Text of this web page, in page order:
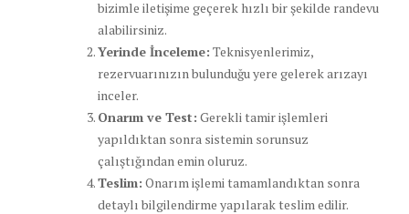
bizimle iletişime geçerek hızlı bir şekilde randevu
alabilirsiniz.
Yerinde İnceleme: Teknisyenlerimiz,
rezervuarınızın bulunduğu yere gelerek arızayı
inceler.
Onarım ve Test: Gerekli tamir işlemleri
yapıldıktan sonra sistemin sorunsuz
çalıştığından emin oluruz.
Teslim: Onarım işlemi tamamlandıktan sonra
detaylı bilgilendirme yapılarak teslim edilir.